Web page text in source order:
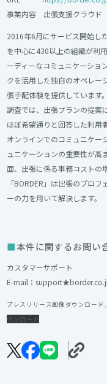
事業内容 出張支援クラウド
2016年6月にサービス開始し
を中心に430以上の組織が利
ーディーなコミュニケーショ
クを活用した独自のオペレー
張手配体験を提供しています
調査では、出張プランの提案
ほぼ希望通りと回答した利用
オンラインでのコミュニケー
ュニケーションの重要性が高
面、出張に係る事務コストの
「BORDER」は出張のプロ
ーの力を用いて解決します。
本件に関するお問い
カスタマーサポート
E-mail：
プレスリリース画像ダウンロード
ウンロード